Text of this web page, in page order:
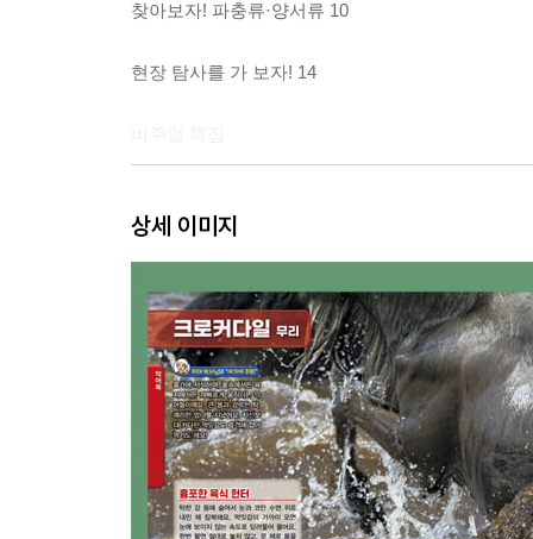
찾아보자! 파충류·양서류 10
현장 탐사를 가 보자! 14
파충류·양서류의 모습 18
파충류
파충류는 어떤 생물일까? 20
악어목
악어 무리 / 악어의 몸 구조 23
상세 이미지